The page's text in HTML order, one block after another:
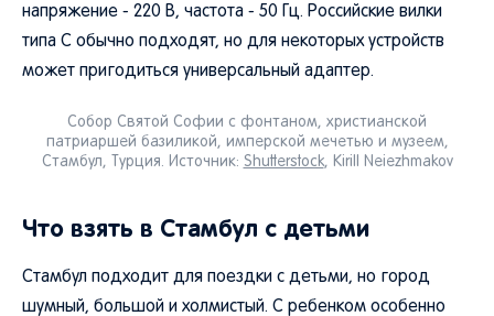
напряжение - 220 В, частота - 50 Гц. Российские вилки
типа C обычно подходят, но для некоторых устройств
может пригодиться универсальный адаптер.
Собор Святой Софии с фонтаном, христианской
патриаршей базиликой, имперской мечетью и музеем,
Стамбул, Турция. Источник: Shutterstock, Kirill Neiezhmakov
Что взять в Стамбул с детьми
Стамбул подходит для поездки с детьми, но город
шумный, большой и холмистый. С ребенком особенно